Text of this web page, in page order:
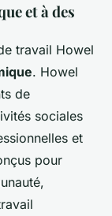
et à des
travail Howel
. Howel
de
sociales
et
pour